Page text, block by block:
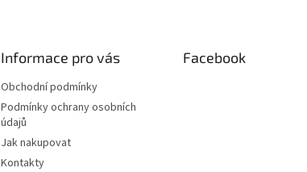
Informace pro vás
Obchodní podmínky
Podmínky ochrany osobních
údajů
Jak nakupovat
Kontakty
Facebook